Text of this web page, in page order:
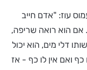
עוז: "אדם חייב
אם הוא רואה שריפה,
דלי מים, הוא יכול
ואם אין לו כף - אז